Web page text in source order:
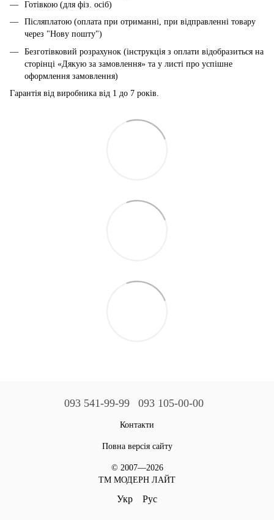
Готівкою (для фіз. осіб)
Післяплатою (оплата при отриманні, при відправленні товару
через "Нову пошту")
Безготівковий розрахунок (інструкція з оплати відобразиться на
сторінці «Дякую за замовлення» та у листі про успішне
оформлення замовлення)
Гарантія від виробника від 1 до 7 років.
093 541-99-99 093 105-00-00
Контакти
Повна версія сайту
© 2007—2026
ТМ МОДЕРН ЛАЙТ
Укр Рус